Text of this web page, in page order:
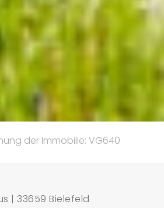
der Immobilie: VG640
| 33659 Bielefeld